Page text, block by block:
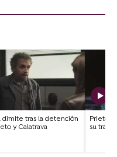
dimite tras la detención
y Calatrava
Prieto
su